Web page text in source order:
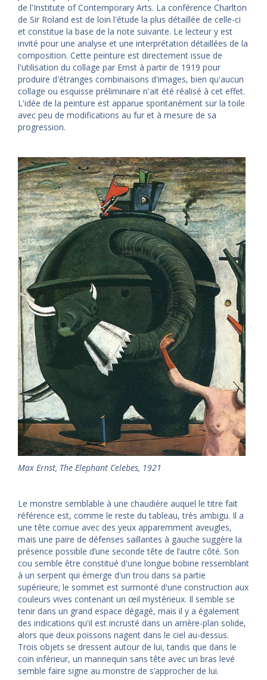
de l'Institute of Contemporary Arts. La conférence Charlton
de Sir Roland est de loin l'étude la plus détaillée de celle-ci
et constitue la base de la note suivante. Le lecteur y est
invité pour une analyse et une interprétation détaillées de la
composition. Cette peinture est directement issue de
l'utilisation du collage par Ernst à partir de 1919 pour
produire d'étranges combinaisons d'images, bien qu'aucun
collage ou esquisse préliminaire n'ait été réalisé à cet effet.
L'idée de la peinture est apparue spontanément sur la toile
avec peu de modifications au fur et à mesure de sa
progression.
Max Ernst, The Elephant Celebes, 1921
Le monstre semblable à une chaudière auquel le titre fait
référence est, comme le reste du tableau, très ambigu. Il a
une tête cornue avec des yeux apparemment aveugles,
mais une paire de défenses saillantes à gauche suggère la
présence possible d’une seconde tête de l’autre côté. Son
cou semble être constitué d'une longue bobine ressemblant
à un serpent qui émerge d'un trou dans sa partie
supérieure; le sommet est surmonté d'une construction aux
couleurs vives contenant un œil mystérieux. Il semble se
tenir dans un grand espace dégagé, mais il y a également
des indications qu'il est incrusté dans un arrière-plan solide,
alors que deux poissons nagent dans le ciel au-dessus.
Trois objets se dressent autour de lui, tandis que dans le
coin inférieur, un mannequin sans tête avec un bras levé
semble faire signe au monstre de s’approcher de lui.